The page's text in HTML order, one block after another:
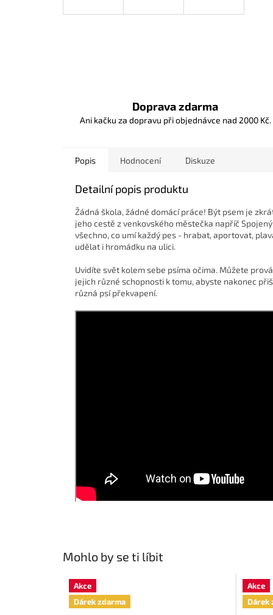
Doprava zdarma
Ani kačku za dopravu při objednávce nad 2000 Kč.
Mohlo by se ti líbit
Akce
Dárek zdarma
Akce
Dárek
Popis Hodnocení Diskuze
Detailní popis produktu
Žádná škola, žádné domácí práce! Být psem je
jeho cestě z venkovského městečka napříč
všechno, co umí každý pes - hrabat, aportovat,
udělat i hromádku na ulici.
Uvidíte svět kolem sebe psíma očima. Můžete
jejich různé schopnosti k tomu, abyste nakonec
různá psí překvapení.